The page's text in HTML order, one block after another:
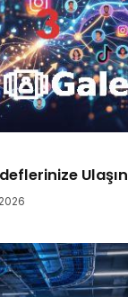
Ulaşın